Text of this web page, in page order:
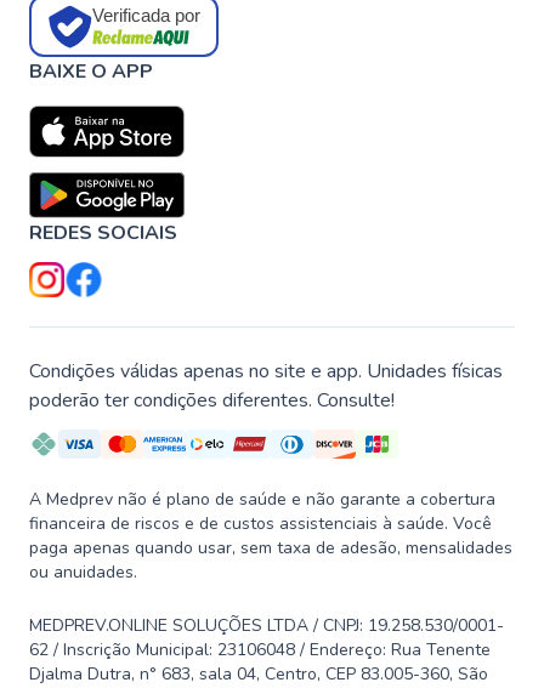
Verificada por
BAIXE O APP
REDES SOCIAIS
Condições válidas apenas no site e app. Unidades físicas
poderão ter condições diferentes. Consulte!
A Medprev não é plano de saúde e não garante a cobertura
financeira de riscos e de custos assistenciais à saúde. Você
paga apenas quando usar, sem taxa de adesão, mensalidades
ou anuidades.
MEDPREV.ONLINE SOLUÇÕES LTDA / CNPJ: 19.258.530/0001-
62 / Inscrição Municipal: 23106048 / Endereço: Rua Tenente
Djalma Dutra, n° 683, sala 04, Centro, CEP 83.005-360, São